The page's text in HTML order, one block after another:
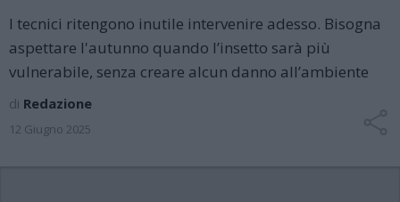
I tecnici ritengono inutile intervenire adesso. Bisogna
aspettare l'autunno quando l’insetto sarà più
vulnerabile, senza creare alcun danno all’ambiente
di Redazione
12 Giugno 2025